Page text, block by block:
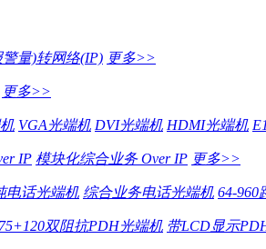
量)转网络(IP) 更多>>
更多>>
VGA光端机 DVI光端机 HDMI光端机
IP 模块化综合业务 Over IP 更多>>
电话光端机 综合业务电话光端机 64-960
75+120双阻抗PDH光端机 带LCD显示